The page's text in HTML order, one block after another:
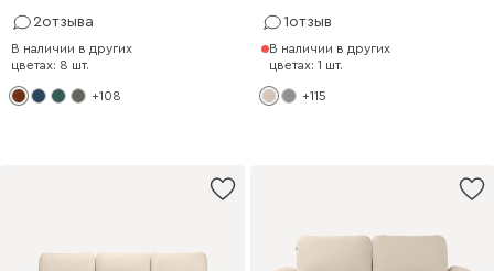
2отзыва
В наличии в других
цветах: 8 шт.
+108
1отзыв
В наличии в других
цветах: 1 шт.
+115